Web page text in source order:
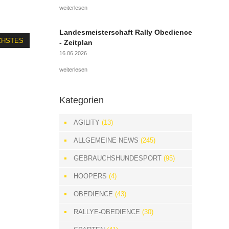
weiterlesen
Landesmeisterschaft Rally Obedience
- Zeitplan
16.06.2026
weiterlesen
Kategorien
AGILITY (13)
ALLGEMEINE NEWS (245)
GEBRAUCHSHUNDESPORT(95)
HOOPERS (4)
OBEDIENCE (43)
RALLYE-OBEDIENCE (30)